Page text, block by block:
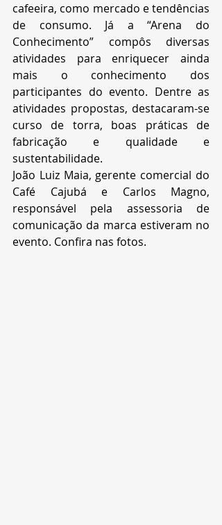
cafeeira, como mercado e tendências
de consumo. Já a “Arena do
Conhecimento” compôs diversas
atividades para enriquecer ainda
mais o conhecimento dos
participantes do evento. Dentre as
atividades propostas, destacaram-se
curso de torra, boas práticas de
fabricação e qualidade e
sustentabilidade.
João Luiz Maia, gerente comercial do
Café Cajubá e Carlos Magno,
responsável pela assessoria de
comunicação da marca estiveram no
evento. Confira nas fotos.